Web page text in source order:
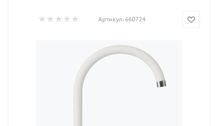
Артикул: 660724